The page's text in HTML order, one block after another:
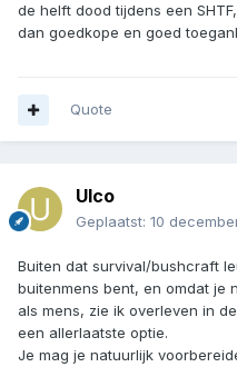
de helft dood tijdens een
dan goedkope en goed
Quote
Ulco
Geplaatst: 10
Buiten dat survival/bushcraft
buitenmens bent, en omdat je
als mens, zie ik overleven in
een allerlaatste optie.
Je mag je natuurlijk